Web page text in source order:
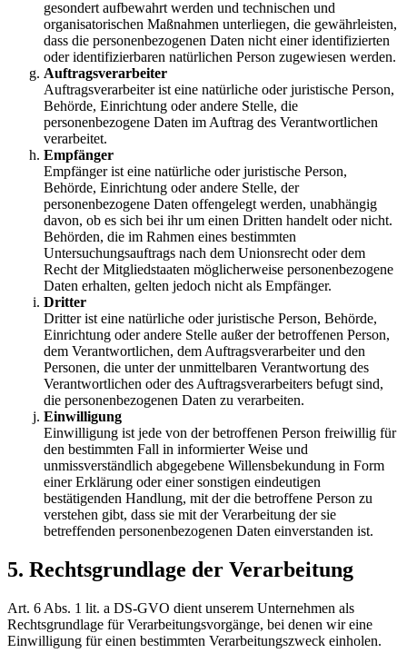
gesondert aufbewahrt werden und technischen und
organisatorischen Maßnahmen unterliegen, die gewährleisten,
dass die personenbezogenen Daten nicht einer identifizierten
oder identifizierbaren natürlichen Person zugewiesen werden.
Auftragsverarbeiter
Auftragsverarbeiter ist eine natürliche oder juristische Person,
Behörde, Einrichtung oder andere Stelle, die
personenbezogene Daten im Auftrag des Verantwortlichen
verarbeitet.
Empfänger
Empfänger ist eine natürliche oder juristische Person,
Behörde, Einrichtung oder andere Stelle, der
personenbezogene Daten offengelegt werden, unabhängig
davon, ob es sich bei ihr um einen Dritten handelt oder nicht.
Behörden, die im Rahmen eines bestimmten
Untersuchungsauftrags nach dem Unionsrecht oder dem
Recht der Mitgliedstaaten möglicherweise personenbezogene
Daten erhalten, gelten jedoch nicht als Empfänger.
Dritter
Dritter ist eine natürliche oder juristische Person, Behörde,
Einrichtung oder andere Stelle außer der betroffenen Person,
dem Verantwortlichen, dem Auftragsverarbeiter und den
Personen, die unter der unmittelbaren Verantwortung des
Verantwortlichen oder des Auftragsverarbeiters befugt sind,
die personenbezogenen Daten zu verarbeiten.
Einwilligung
Einwilligung ist jede von der betroffenen Person freiwillig für
den bestimmten Fall in informierter Weise und
unmissverständlich abgegebene Willensbekundung in Form
einer Erklärung oder einer sonstigen eindeutigen
bestätigenden Handlung, mit der die betroffene Person zu
verstehen gibt, dass sie mit der Verarbeitung der sie
betreffenden personenbezogenen Daten einverstanden ist.
5. Rechtsgrundlage der Verarbeitung
Art. 6 Abs. 1 lit. a DS-GVO dient unserem Unternehmen als
Rechtsgrundlage für Verarbeitungsvorgänge, bei denen wir eine
Einwilligung für einen bestimmten Verarbeitungszweck einholen.